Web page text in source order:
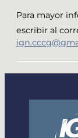
Para mayor
escribir al